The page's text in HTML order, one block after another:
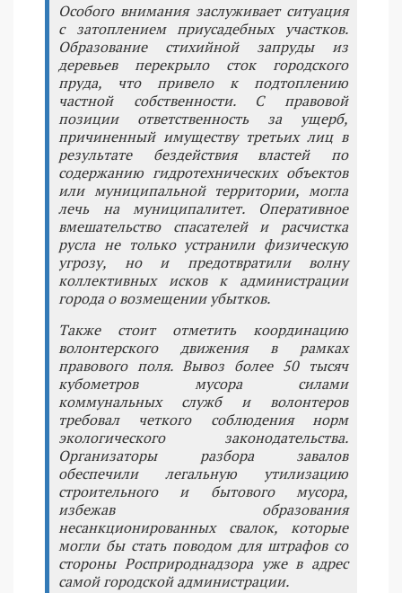
Особого внимания заслуживает ситуация
с затоплением приусадебных участков.
Образование стихийной запруды из
деревьев перекрыло сток городского
пруда, что привело к подтоплению
частной собственности. С правовой
позиции ответственность за ущерб,
причиненный имуществу третьих лиц в
результате бездействия властей по
содержанию гидротехнических объектов
или муниципальной территории, могла
лечь на муниципалитет. Оперативное
вмешательство спасателей и расчистка
русла не только устранили физическую
угрозу, но и предотвратили волну
коллективных исков к администрации
города о возмещении убытков.
Также стоит отметить координацию
волонтерского движения в рамках
правового поля. Вывоз более 50 тысяч
кубометров мусора силами
коммунальных служб и волонтеров
требовал четкого соблюдения норм
экологического законодательства.
Организаторы разбора завалов
обеспечили легальную утилизацию
строительного и бытового мусора,
избежав образования
несанкционированных свалок, которые
могли бы стать поводом для штрафов со
стороны Росприроднадзора уже в адрес
самой городской администрации.